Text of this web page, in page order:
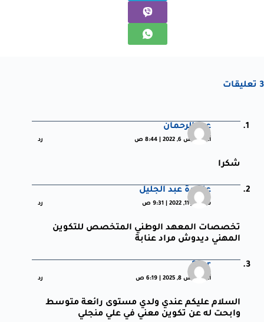
3 تعليقات
عبد الرحمان
أغسطس 6, 2022 | 8:44 ص رد
شكرا
عليدرة عبد الجليل
سبتمبر 11, 2022 | 9:31 ص رد
تخصصات المعهد الوطني المتخصص للتكوين
المهني ديدوش مراد عنابة
Sber
أغسطس 8, 2025 | 6:19 ص رد
السلام عليكم عندي ولدي مستوى رائعة متوسط
وابحت له عن تكوين معني في علي منجلي